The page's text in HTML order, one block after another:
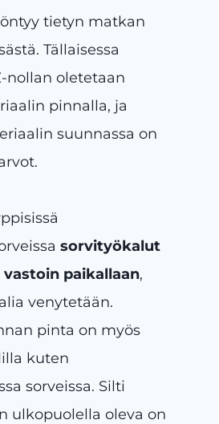
tietyn matkan
Tällaisessa
nollan oletetaan
pinnalla, ja
suunnassa on
sorvityökalut
paikallaan,
venytetään.
pinta on myös
kuten
sorveissa. Silti
ulkopuolella oleva on